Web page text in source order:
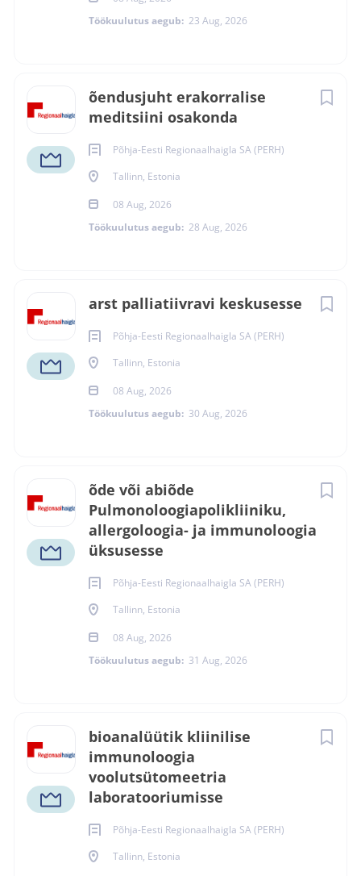
Töökuulutus aegub: 23 Aug, 2026
õendusjuht erakorralise
meditsiini osakonda
Põhja-Eesti Regionaalhaigla SA (PERH)
Tallinn, Estonia
08 Aug, 2026
Töökuulutus aegub: 28 Aug, 2026
arst palliatiivravi keskusesse
Põhja-Eesti Regionaalhaigla SA (PERH)
Tallinn, Estonia
08 Aug, 2026
Töökuulutus aegub: 30 Aug, 2026
õde või abiõde
Pulmonoloogiapolikliiniku,
allergoloogia- ja immunoloogia
üksusesse
Põhja-Eesti Regionaalhaigla SA (PERH)
Tallinn, Estonia
08 Aug, 2026
Töökuulutus aegub: 31 Aug, 2026
bioanalüütik kliinilise
immunoloogia
voolutsütomeetria
laboratooriumisse
Põhja-Eesti Regionaalhaigla SA (PERH)
Tallinn, Estonia
osakonna tööks vajalike vahendite olemasolu
korraldamine
jäätmekäitluse korraldamine
läbi töövahendusportaali.